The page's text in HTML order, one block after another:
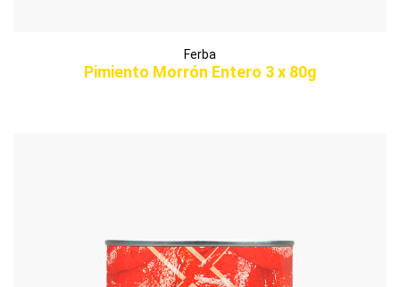
Ferba
Pimiento Morrón Entero 3 x 80g